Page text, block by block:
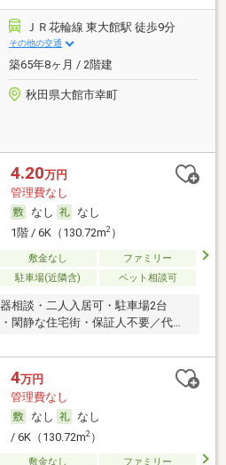
ＪＲ花輪線 東大館駅 徒歩9分
その他の交通
築65年8ヶ月 / 2階建
秋田県大館市幸町
4.20万円
管理費なし
なし
なし
1階 / 6K（130.72m2）
敷金なし
ファミリー
駐車場(近隣含) ペット相談可
相談・二人入居可・駐車場2台
閑静な住宅街・保証人不要／代行
4万円
管理費なし
なし
なし
/ 6K（130.72m2）
敷金なし
ファミリー